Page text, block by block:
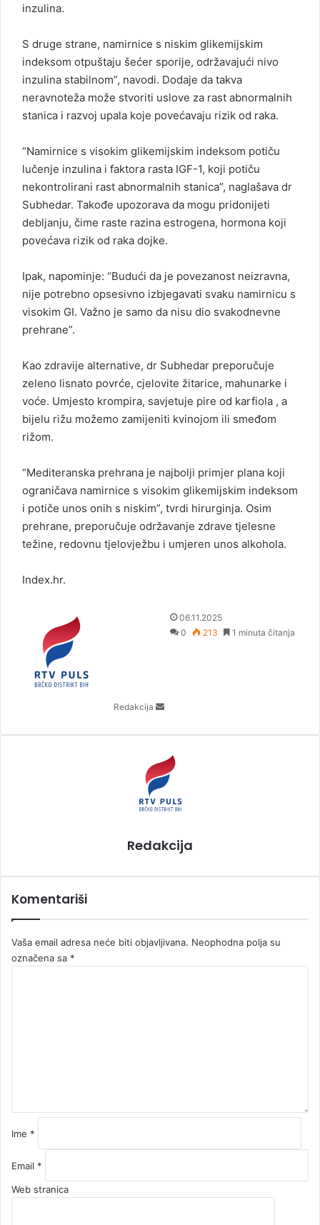
inzulina.
S druge strane, namirnice s niskim glikemijskim
indeksom otpuštaju šećer sporije, održavajući nivo
inzulina stabilnom”, navodi. Dodaje da takva
neravnoteža može stvoriti uslove za rast abnormalnih
stanica i razvoj upala koje povećavaju rizik od raka.
“Namirnice s visokim glikemijskim indeksom potiču
lučenje inzulina i faktora rasta IGF-1, koji potiču
nekontrolirani rast abnormalnih stanica”, naglašava dr
Subhedar. Takođe upozorava da mogu pridonijeti
debljanju, čime raste razina estrogena, hormona koji
povećava rizik od raka dojke.
Ipak, napominje: “Budući da je povezanost neizravna,
nije potrebno opsesivno izbjegavati svaku namirnicu s
visokim GI. Važno je samo da nisu dio svakodnevne
prehrane”.
Kao zdravije alternative, dr Subhedar preporučuje
zeleno lisnato povrće, cjelovite žitarice, mahunarke i
voće. Umjesto krompira, savjetuje pire od karfiola , a
bijelu rižu možemo zamijeniti kvinojom ili smeđom
rižom.
“Mediteranska prehrana je najbolji primjer plana koji
ograničava namirnice s visokim glikemijskim indeksom
i potiče unos onih s niskim”, tvrdi hirurginja. Osim
prehrane, preporučuje održavanje zdrave tjelesne
težine, redovnu tjelovježbu i umjeren unos alkohola.
Index.hr.
Redakcija
a
06.11.2025
0
213 1 minuta čitanja
Redakcija
Komentariši
Vaša email adresa neće biti objavljivana. Neophodna polja su
označena sa *
Ime *
Email *
Web stranica